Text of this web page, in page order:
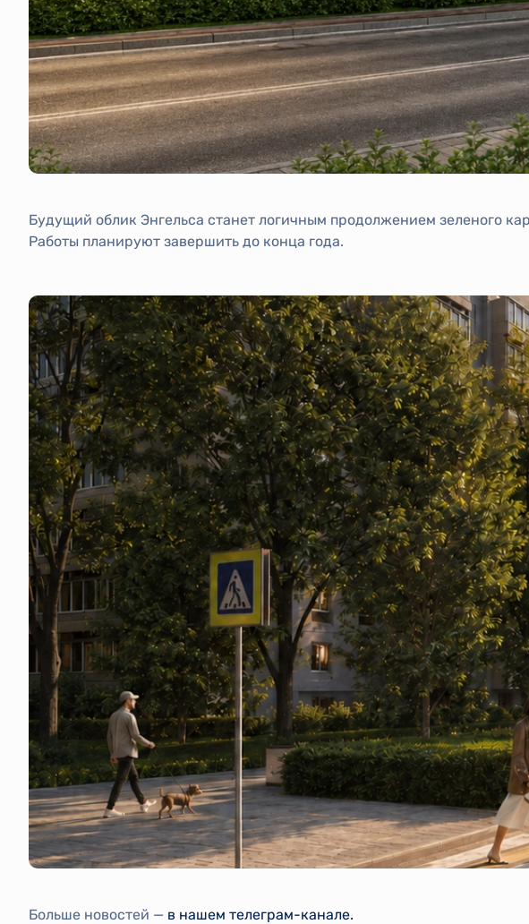
Будущий облик Энгельса станет логичным продолжением зеленого
Работы планируют завершить до конца года.
Больше новостей — в нашем телеграм-канале.